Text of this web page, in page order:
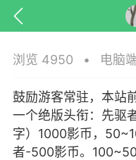
排行 头
浏览 4950 • 电脑
鼓励游客常驻，本站
一个绝版头衔：先驱
字）1000影币，
者-500影币。